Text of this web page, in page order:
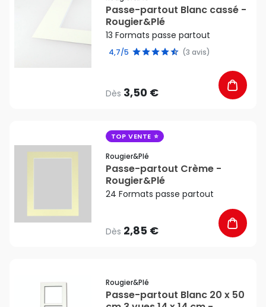
Passe-partout Blanc cassé -
Rougier&Plé
13 Formats passe partout
4,7/5 (3 avis)
Dès 3,50 €
TOP VENTE
Rougier&plé
Passe-partout Crème -
Rougier&Plé
24 Formats passe partout
Dès 2,85 €
Rougier&plé
Passe-partout Blanc 20 x 50